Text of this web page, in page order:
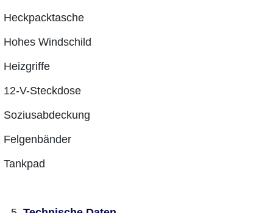
Heckpacktasche
Hohes Windschild
Heizgriffe
12-V-Steckdose
Soziusabdeckung
Felgenbänder
Tankpad